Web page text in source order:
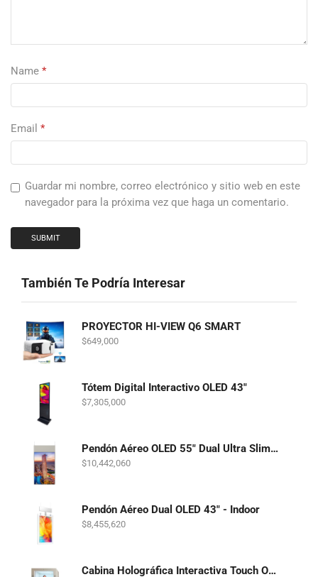
Name *
Email *
Guardar mi nombre, correo electrónico y sitio web en este
navegador para la próxima vez que haga un comentario.
También Te Podría Interesar
PROYECTOR HI-VIEW Q6 SMART
$649,000
Tótem Digital Interactivo OLED 43"
$7,305,000
Pendón Aéreo OLED 55" Dual Ultra Slim - Indoor
$10,442,060
Pendón Aéreo Dual OLED 43" - Indoor
$8,455,620
Cabina Holográfica Interactiva Touch OLED 86"